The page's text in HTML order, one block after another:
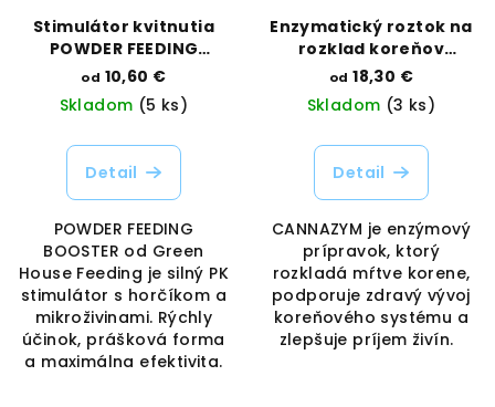
Stimulátor kvitnutia
POWDER FEEDING
BOOSTER | Green House
Feeding | Vaporama
od 10,60 €
Skladom (5 ks)
Detail
POWDER FEEDING
BOOSTER od Green
House Feeding je silný PK
stimulátor s horčíkom a
mikroživinami. Rýchly
účinok, prášková forma
a maximálna efektivita.
Enzymatický roztok na
rozklad koreňov
CANNAZYM | Canna |
Vaporama
od 18,30 €
Skladom (3 ks)
Detail
CANNAZYM je enzýmový
prípravok, ktorý
rozkladá mŕtve korene,
podporuje zdravý vývoj
koreňového systému a
zlepšuje príjem živín.